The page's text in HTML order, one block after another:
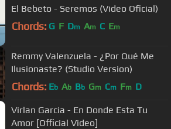
El Bebeto - Seremos (Video Oficial)
Chords: G F Dm Am C Em
Remmy Valenzuela - ¿Por Qué Me
Ilusionaste? (Studio Version)
Chords: Eb Ab Bb Gm Cm Fm D
Virlan Garcia - En Donde Esta Tu
Amor [Official Video]